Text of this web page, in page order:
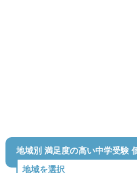
地域別 満足度の高い中学受験